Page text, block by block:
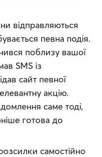
відправляються
певна подія.
поблизу вашої
SMS із
сайт певної
акцію.
саме тоді,
готова до
самостійно